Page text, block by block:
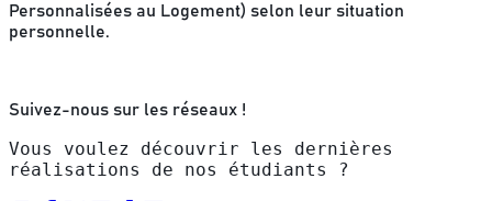
Personnalisées au Logement) selon leur situation
personnelle.
Suivez-nous sur les réseaux !
Vous voulez découvrir les dernières
réalisations de nos étudiants ?